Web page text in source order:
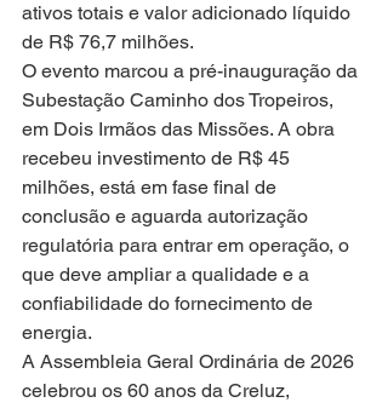
ativos totais e valor adicionado líquido
de R$ 76,7 milhões.
O evento marcou a pré-inauguração da
Subestação Caminho dos Tropeiros,
em Dois Irmãos das Missões. A obra
recebeu investimento de R$ 45
milhões, está em fase final de
conclusão e aguarda autorização
regulatória para entrar em operação, o
que deve ampliar a qualidade e a
confiabilidade do fornecimento de
energia.
A Assembleia Geral Ordinária de 2026
celebrou os 60 anos da Creluz,